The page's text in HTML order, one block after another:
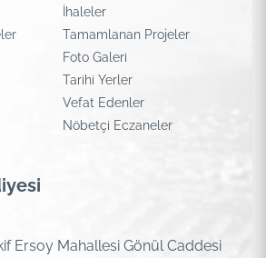
İhaleler
Tamamlanan Projeler
Foto Galeri
Tarihi Yerler
Vefat Edenler
Nöbetçi Eczaneler
Ersoy Mahallesi Gönül Caddesi